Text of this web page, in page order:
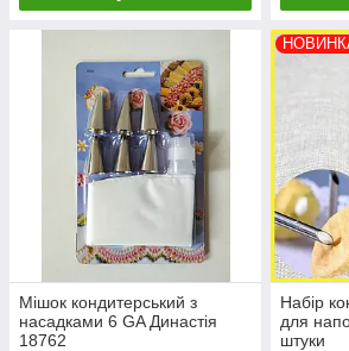
Мішок кондитерський з
насадками 6 GA Династія
18762
Набір
для
штуки